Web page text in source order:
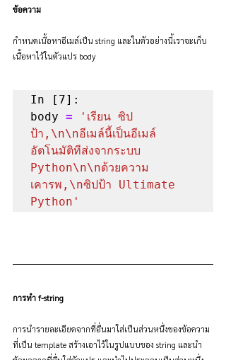
ข้อความ
กำหนดเนื้อหาอีเมล์เป็น string และในตัวอย่างนี้เราจะเก็บ
เนื้อหาไว้ในตัวแปร body
In [7]:
body =
'เรียน ซิป
ป้า,\n\nอีเมล์นี้เป็นอีเมล์
อัตโนมัติทีส่งจากระบบ
Python\n\nด้วยความ
เคารพ,\nซิปป้า Ultimate
Python'
การทำ f-string
การนำรายละเอียดจากที่อื่นมาใส่เป็นส่วนหนึ่งของข้อความ
ที่เป็น template สร้างเอาไว้ในรูปแบบของ string และนำ